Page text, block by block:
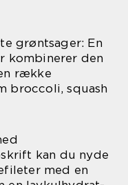
grøntsager: En
kombinerer den
række
broccoli, squash
kan du nyde
med en